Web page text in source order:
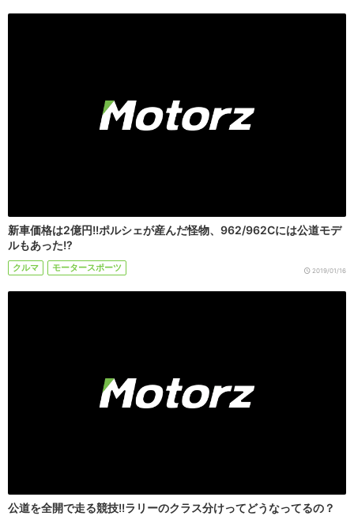
新車価格は2億円!!ポルシェが産んだ怪物、962/962Cには公道モデ
ルもあった!?
クルマ モータースポーツ 2019/01/16
公道を全開で走る競技!!ラリーのクラス分けってどうなってるの？